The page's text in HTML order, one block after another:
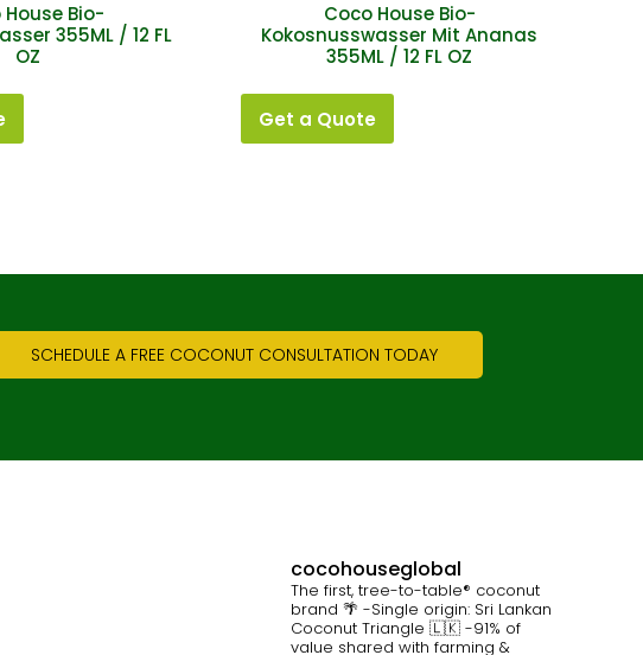
House Bio-
355ML / 12 FL
OZ
Coco House Bio-
Kokosnusswasser Mit Ananas
355ML / 12 FL OZ
Get a Quote
SCHEDULE A FREE COCONUT CONSULTATION TODAY
cocohouseglobal
The first, tree-to-table® coconut
brand 🌴 -Single origin: Sri Lankan
Coconut Triangle 🇱🇰 -91% of
value shared with farming &